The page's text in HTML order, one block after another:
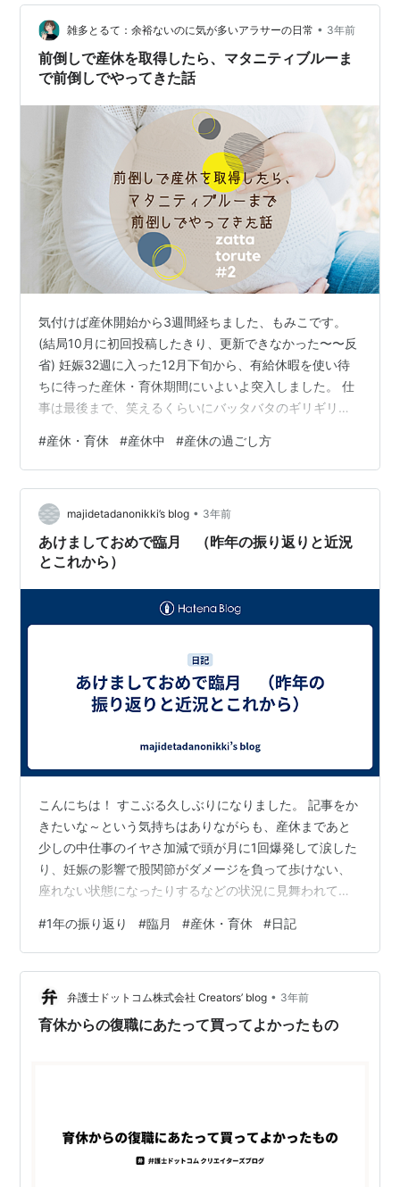
気分転換になるので無理ない範囲で続けようとは思う。
www.youtube.com 最近はネトフリで『ウ・ヨンウ弁護
士は天才肌』を視聴した。自閉スペクトラム症（ASD）
の弁護士のお話。主人公は（特…
雑多とるて：余裕ないのに気が多いアラサーの日常 • 3年前
前倒しで産休を取得したら、マタニティブルーま
で前倒しでやってきた話
気付けば産休開始から3週間経ちました、もみこです。
(結局10月に初回投稿したきり、更新できなかった〜〜反
省) 妊娠32週に入った12月下旬から、有給休暇を使い待
ちに待った産休・育休期間にいよいよ突入しました。 仕
事は最後まで、笑えるくらいにバッタバタのギリギリ。
ずなんとなく罪悪感のようなモヤモヤを感じつつも産休
へ。 ゆるまないようにこれまで通りの生活を心がけ、毎
朝5時起き。料理をじっくり作ってクリスマスはディナー
を用意してみたり、読書をしたり、化粧品を磨いたり、
まつ毛パーマをかけたり。 年末まで仕事の夫に冷凍弁当
を作ってみるなど やりたいこと・…
#産休・育休 #産休中 #産休の過ごし方
majidetadanonikki’s blog • 3年前
あけましておめで臨月 （昨年の振り返りと近況
とこれから）
こんにちは！ すこぶる久しぶりになりました。 記事をか
きたいな～という気持ちはありながらも、産休まであと
少しの中仕事のイヤさ加減で頭が月に1回爆発して涙した
り、妊娠の影響で股関節がダメージを負って歩けない、
座れない状態になったりするなどの状況に見舞われてい
っていれば経つもので、無事有休使用の前倒し産休に入
り数週、働いていないというよろこびをじわじわと実感
しつつあるこの頃です。 新年ということで、まずは最初
の記事で書いた雑な自己紹介を今年も更新してみたいと
思います。
#1年の振り返り #臨月 #産休・育休 #日記
弁護士ドットコム株式会社 Creators’ blog • 3年前
育休からの復職にあたって買ってよかったもの